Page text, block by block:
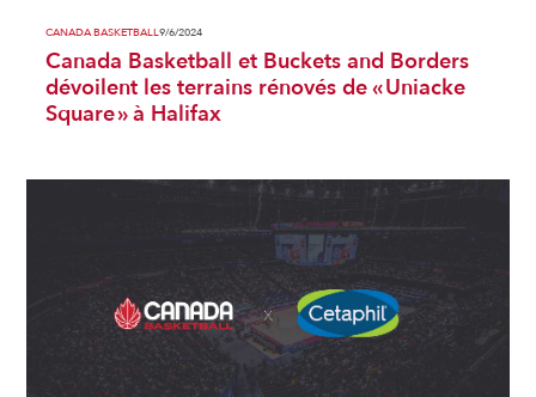
CANADA BASKETBALL9/6/2024
Canada Basketball et Buckets and Borders
dévoilent les terrains rénovés de « Uniacke
Square » à Halifax